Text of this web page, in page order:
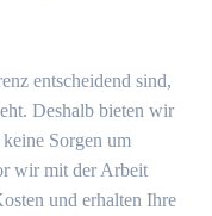
entscheidend sind,
Deshalb bieten wir
Sorgen um
wir mit der Arbeit
und erhalten Ihre